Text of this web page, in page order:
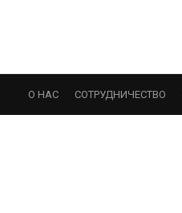
О НАС СОТРУДНИЧЕСТВО